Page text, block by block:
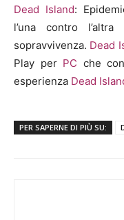
Dead Island:
l’una contro
sopravvivenza. Dead
Play per PC che
esperienza Dead
PER SAPERNE DI PIÙ SU: